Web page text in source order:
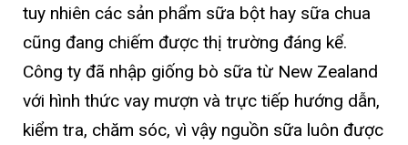
tuy nhiên các sản phẩm sữa bột hay sữa chua
cũng đang chiếm được thị trường đáng kể.
Công ty đã nhập giống bò sữa từ New Zealand
với hình thức vay mượn và trực tiếp hướng dẫn,
kiểm tra, chăm sóc, vì vậy nguồn sữa luôn được